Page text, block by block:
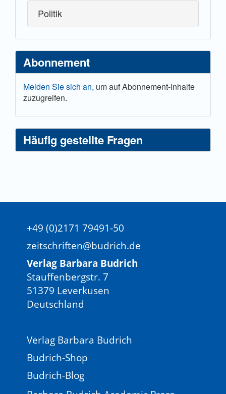
Politik
Abonnement
Melden Sie sich an, um auf Abonnement-Inhalte
zuzugreifen.
Häufig gestellte Fragen
+49 (0)2171 79491-50
zeitschriften@budrich.de
Verlag Barbara Budrich
Stauffenbergstr. 7
51379 Leverkusen
Deutschland
Verlag Barbara Budrich
Budrich-Shop
Budrich-Blog